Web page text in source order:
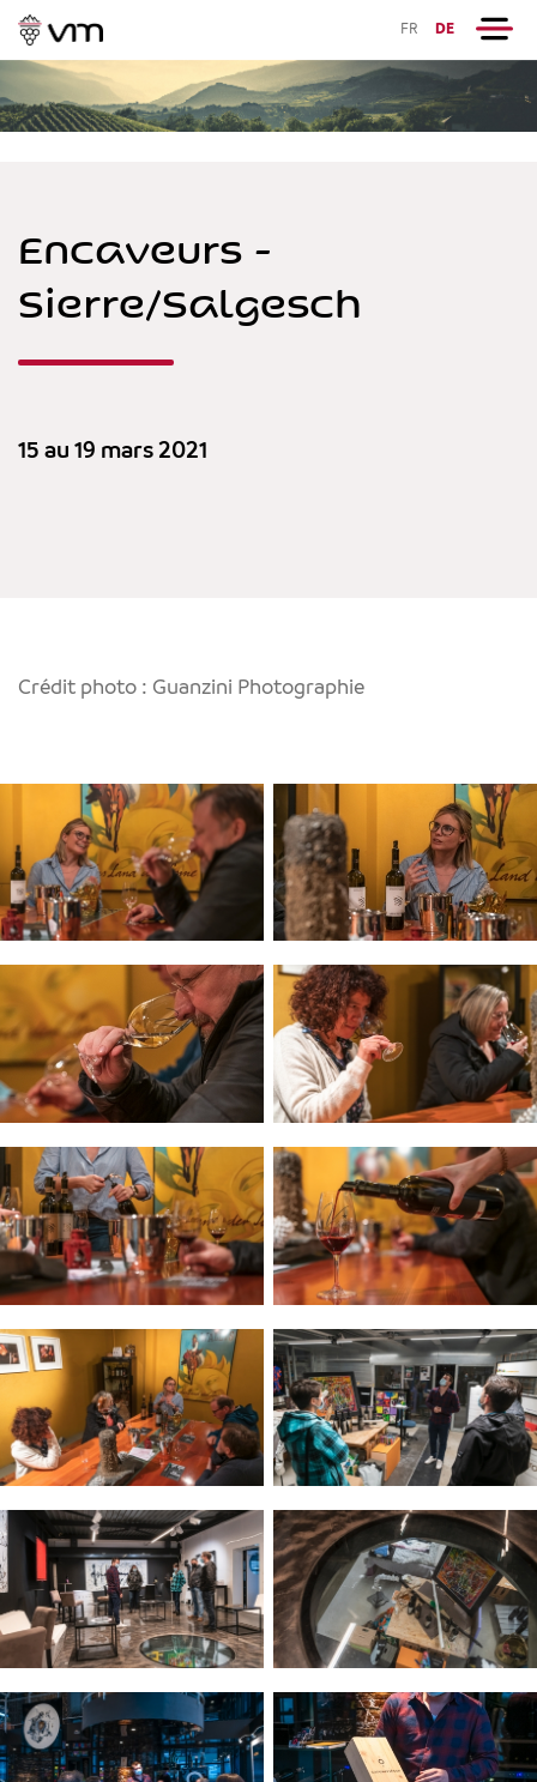
FR DE
Encaveurs -
Sierre/Salgesch
15 au 19 mars 2021
Crédit photo : Guanzini Photographie